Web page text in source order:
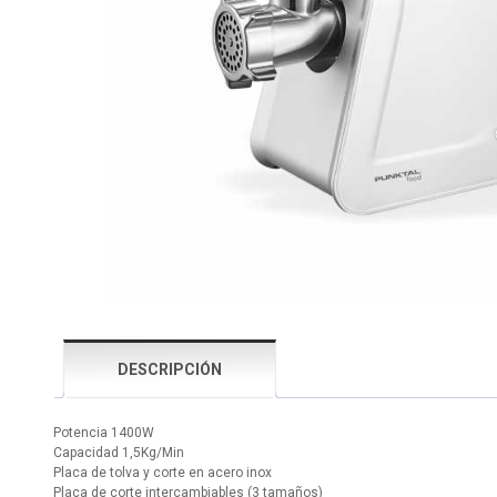
DESCRIPCIÓN
Potencia 1400W
Capacidad 1,5Kg/Min
Placa de tolva y corte en acero inox
Placa de corte intercambiables (3 tamaños)